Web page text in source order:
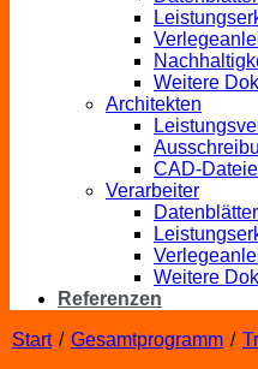
Weitere
Architekten
CAD-
Verarbeiter
Datenblätter
Weitere
Referenzen
Start / Gesamtprogramm /